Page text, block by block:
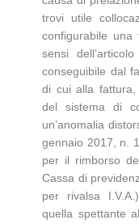
trovi utile
configurabile una
sensi
conseguibile dal
di cui alla fattura,
del sistema di
un’anomalia
gennaio 2017, n.
per il rimborso
Cassa di
per rivalsa
quella spettante